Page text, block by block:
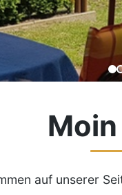
auf unserer